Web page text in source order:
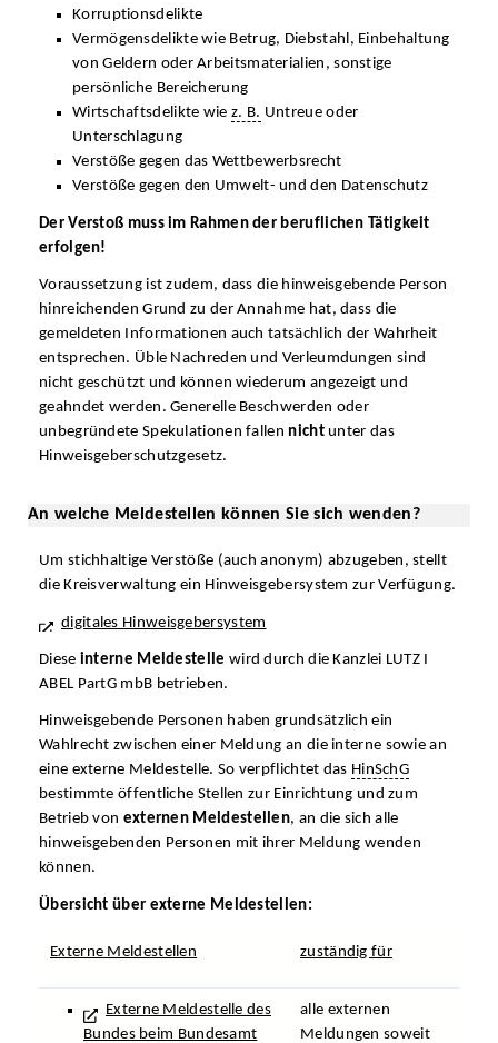
Korruptionsdelikte
Vermögensdelikte wie Betrug, Diebstahl, Einbehaltung
von Geldern oder Arbeitsmaterialien, sonstige
persönliche Bereicherung
Wirtschaftsdelikte wie z. B. Untreue oder
Unterschlagung
Verstöße gegen das Wettbewerbsrecht
Verstöße gegen den Umwelt- und den Datenschutz
Der Verstoß muss im Rahmen der beruflichen Tätigkeit
erfolgen!
Voraussetzung ist zudem, dass die hinweisgebende Person
hinreichenden Grund zu der Annahme hat, dass die
gemeldeten Informationen auch tatsächlich der Wahrheit
entsprechen. Üble Nachreden und Verleumdungen sind
nicht geschützt und können wiederum angezeigt und
geahndet werden. Generelle Beschwerden oder
unbegründete Spekulationen fallennichtunter das
Hinweisgeberschutzgesetz.
An welche Meldestellen können Sie sich wenden?
Um stichhaltige Verstöße (auch anonym) abzugeben, stellt
die Kreisverwaltung ein Hinweisgebersystem zur Verfügung.
digitales Hinweisgebersystem
Diese interne Meldestelle wird durch die Kanzlei LUTZ I
ABEL PartG mbB betrieben.
Hinweisgebende Personen haben grundsätzlich ein
Wahlrecht zwischen einer Meldung an die interne sowie an
eine externe Meldestelle. So verpflichtet das HinSchG
bestimmte öffentliche Stellen zur Einrichtung und zum
Betrieb von externen Meldestellen, an die sich alle
hinweisgebenden Personen mit ihrer Meldung wenden
können.
Übersicht über externe Meldestellen:
Externe Meldestellen zuständig für
Externe Meldestelle des
Bundes beim Bundesamt
alle externen
Meldungen soweit